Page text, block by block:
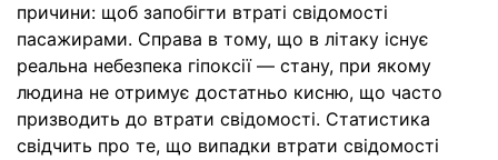
причини: щоб запобігти втраті свідомості
пасажирами. Справа в тому, що в літаку існує
реальна небезпека гіпоксії — стану, при якому
людина не отримує достатньо кисню, що часто
призводить до втрати свідомості. Статистика
свідчить про те, що випадки втрати свідомості